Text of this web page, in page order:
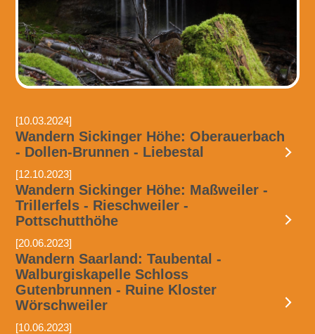
[10.03.2024]
Wandern Sickinger Höhe: Oberauerbach
- Dollen-Brunnen - Liebestal
[12.10.2023]
Wandern Sickinger Höhe: Maßweiler -
Trillerfels - Rieschweiler -
Pottschutthöhe
[20.06.2023]
Wandern Saarland: Taubental -
Walburgiskapelle Schloss
Gutenbrunnen - Ruine Kloster
Wörschweiler
[10.06.2023]